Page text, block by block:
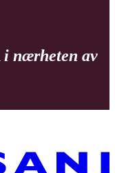
i nærheten av